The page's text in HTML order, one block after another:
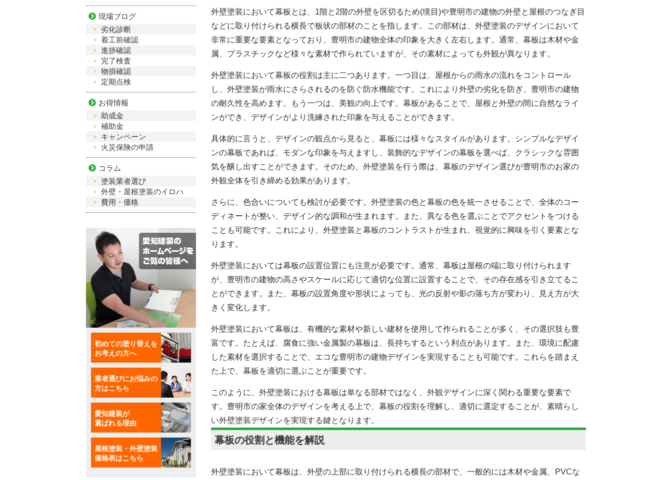
外壁塗装において幕板とは、1階と2階の外壁を区切るため(境目)や豊明市の建物の外壁と屋根のつなぎ目
などに取り付けられる横長で板状の部材のことを指します。この部材は、 外壁塗装のデザインにおいて
非常に重要な要素となっており、豊明市の建物全体の印象を大きく左右します。通常、幕板は木材や金
属、プラスチックなど様々な素材で作られていますが、その素材によっても外観が異なります。
外壁塗装において幕板の役割は主に二つあります。一つ目は、屋根からの雨水の流れをコントロール
し、 外壁塗装が雨水にさらされるのを防ぐ防水機能です。これにより外壁の劣化を防ぎ、豊明市の建物
の耐久性を高めます。もう一つは、美観の向上です。幕板があることで、屋根と外壁の間に自然なライ
ンができ、デザインがより洗練された印象を与えることができます。
具体的に言うと、デザインの観点から見ると、幕板には様々なスタイルがあります。シンプルなデザイ
ンの幕板であれば、モダンな印象を与えますし、装飾的なデザインの幕板を選べば、クラシックな雰囲
気を醸し出すことができます。そのため、外壁塗装を行う際は、幕板のデザイン選びが豊明市のお家の
外観全体を引き締める効果があります。
さらに、色合いについても検討が必要です。 外壁塗装の色と幕板の色を統一させることで、全体のコー
ディネートが整い、デザイン的な調和が生まれます。また、異なる色を選ぶことでアクセントをつける
ことも可能です。これにより、 外壁塗装と幕板のコントラストが生まれ、視覚的に興味を引く要素とな
ります。
外壁塗装においては幕板の設置位置にも注意が必要です。通常、幕板は屋根の端に取り付けられます
が、豊明市の建物の高さやスケールに応じて適切な位置に設置することで、その存在感を引き立てるこ
とができます。また、幕板の設置角度や形状によっても、光の反射や影の落ち方が変わり、見え方が大
きく変化します。
外壁塗装において幕板は、有機的な素材や新しい建材を使用して作られることが多く、その選択肢も豊
富です。たとえば、腐食に強い金属製の幕板は、長持ちするという利点があります。また、環境に配慮
した素材を選択することで、エコな豊明市の建物デザインを実現することも可能です。これらを踏まえ
た上で、幕板を適切に選ぶことが重要です。
このように、外壁塗装における幕板は単なる部材ではなく、外観デザインに深く関わる重要な要素で
す。豊明市の家全体のデザインを考える上で、幕板の役割を理解し、適切に選定することが、素晴らし
い外壁塗装デザインを実現する鍵となります。
幕板の役割と機能を解説
外壁塗装において幕板は、外壁の上部に取り付けられる横長の部材で、一般的には木材や金属、PVCな
現場ブログ
劣化診断
着工前確認
進捗確認
完了検査
物損確認
定期点検
お得情報
助成金
補助金
キャンペーン
火災保険の申請
コラム
塗装業者選び
外壁・屋根塗装のイロハ
費用・価格
初めての塗り替えを
お考えの方へ
業者選びにお悩みの
方はこちら
愛知建装が
選ばれる理由
屋根塗装・外壁塗装
価格表はこちら